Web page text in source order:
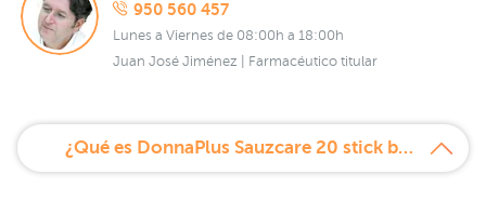
950 560 457
Lunes a Viernes de 08:00h a 18:00h
Juan José Jiménez | Farmacéutico titular
¿Qué es DonnaPlus Sauzcare 20 stick bucodispersables?